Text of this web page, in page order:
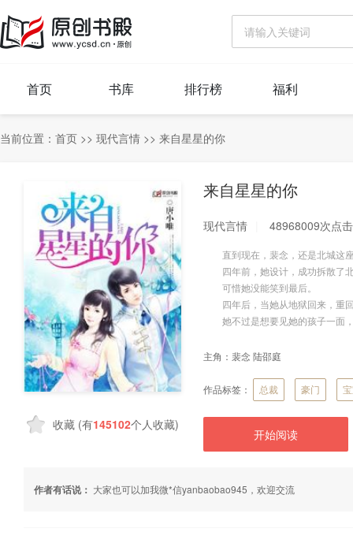
首页 书库 排行榜 福利
当前位置： 首页 >> 现代言情 >> 来自星星的你
收藏 (有145102个人收藏)
来自星星的你
现代言情 48968009次点击
直到现在，裴念，还是北城这
四年前，她设计，成功拆散了
可惜她没能笑到最后。
四年后，当她从地狱回来，重回
她不过是想要见她的孩子一面，
主角： 裴念 陆邵庭
作品标签： 总裁 豪门
开始阅读
作者有话说： 大家也可以加我微*信yanbaobao945，欢迎交流